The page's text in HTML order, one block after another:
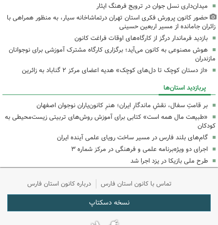
میدان‌داری نسل جوان در ترویج فرهنگ ایثار
حضور کانون پرورش فکری استان تهران درتماشاخانه سیار، به منظور همراهی با
زائران جامانده از مسیر اربعین حسینی
بازدید فرماندار درگز از کارگاه‌های اوقات فراغت کانون
هوش مصنوعی به کانون می‌آید؛ برگزاری کارگاه مشترک آموزشی برای نوجوانان
مازندران
«از دستان کوچک تا دل‌های کوچک» هدیه اعضای مرکز ۲ گناباد به زائرین
پربازدید استان‌ها
بر قامتِ سفال، نقشِ ماندگارِ ایران؛ هنرِ کانون‌یاران نوجوان اصفهان
«طبیعت مال همه است» کتابی برای آموزش روش‌های تربیتی زیست‌محیطی به
کودکان
گام‌های بلند فارس در مسیر ساخت رویای علمی آینده ایران
اجرای دو ویژه‌برنامه علمی و فرهنگی در مرکز شماره ۳
طرح ملی بازیکا در یزد اجرا شد
تماس با کانون استان فارس درباره کانون استان فارس
نسخه دسکتاپ